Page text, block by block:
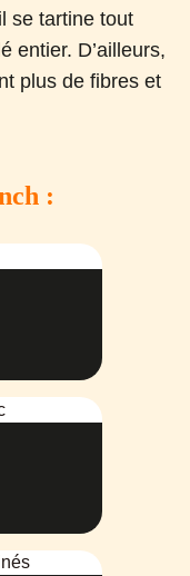
se tartine tout
entier. D’ailleurs,
plus de fibres et
: